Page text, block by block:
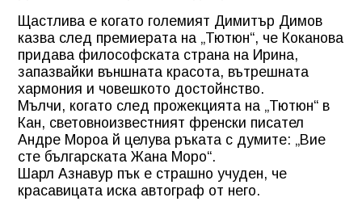
Щастлива е когато големият Димитър Димов
казва след премиерата на „Тютюн“, че Коканова
придава философската страна на Ирина,
запазвайки външната красота, вътрешната
хармония и човешкото достойнство.
Мълчи, когато след прожекцията на „Тютюн“ в
Кан, световноизвестният френски писател
Андре Мороа й целува ръката с думите: „Вие
сте българската Жана Моро“.
Шарл Азнавур пък е страшно учуден, че
красавицата иска автограф от него.